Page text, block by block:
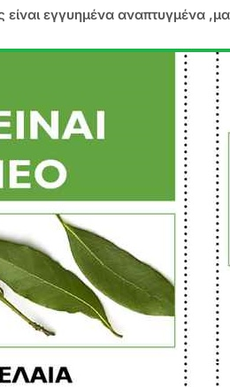
είναι εγγυημένα αναπτυγμένα